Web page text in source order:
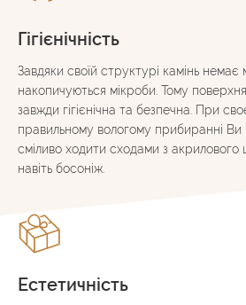
Гігієнічність
Завдяки своїй структурі камінь немає
накопичуються мікроби. Тому
завжди гігієнічна та безпечна. При
правильному вологому прибиранні Ви
сміливо ходити сходами з
навіть босоніж.
Естетичність